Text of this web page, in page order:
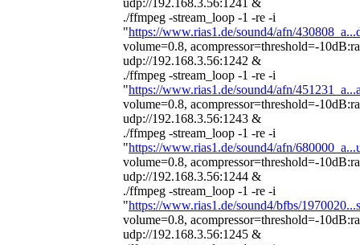
udp://192.168.3.56:1241 &
./ffmpeg -stream_loop -1 -re -i
"https://www.rias1.de/sound4/afn/
volume=0.8, acompressor=threshold=-
udp://192.168.3.56:1242 &
./ffmpeg -stream_loop -1 -re -i
"https://www.rias1.de/sound4/afn/
volume=0.8, acompressor=threshold=-
udp://192.168.3.56:1243 &
./ffmpeg -stream_loop -1 -re -i
"https://www.rias1.de/sound4/afn/
volume=0.8, acompressor=threshold=-
udp://192.168.3.56:1244 &
./ffmpeg -stream_loop -1 -re -i
"https://www.rias1.de/sound4/bfbs/
volume=0.8, acompressor=threshold=-
udp://192.168.3.56:1245 &